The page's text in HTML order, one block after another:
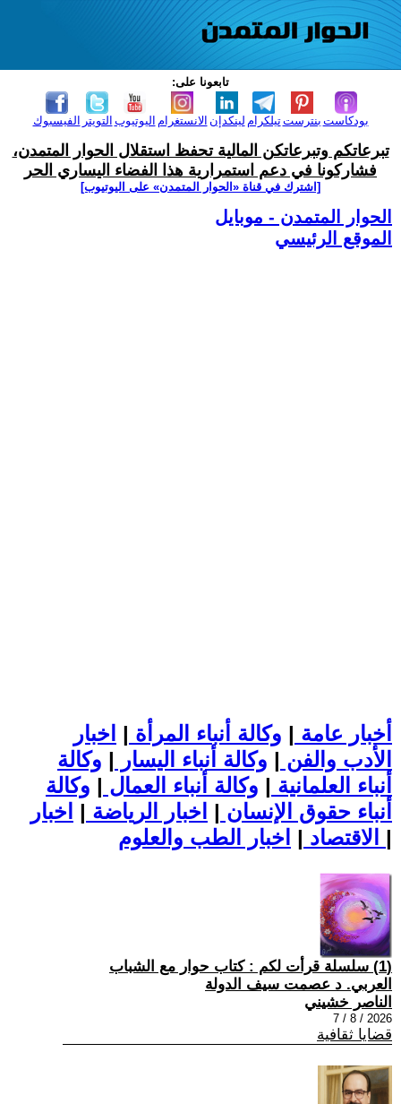
تابعونا على:
الفيسبوك التويتر اليوتيوب الانستغرام لينكدإن تيلكرامبنترست بودكاست
تبرعاتكم وتبرعاتكن المالية تحفظ استقلال الحوار المتمدن،
فشاركونا في دعم استمرارية هذا الفضاء اليساري الحر
[اشترك في قناة ‫«الحوار المتمدن» على اليوتيوب]
الحوار المتمدن - موبايل
الموقع الرئيسي
أخبار عامة | وكالة أنباء المرأة | اخبار
الأدب والفن | وكالة أنباء اليسار | وكالة
أنباء العلمانية | وكالة أنباء العمال | وكالة
أنباء حقوق الإنسان | اخبار الرياضة | اخبار
الاقتصاد | |
(1) سلسلة قرأت لكم : كتاب حوار مع الشباب
العربي. د عصمت سيف الدولة
الناصر خشيني
2026 / 8 / 7
قضايا ثقافية